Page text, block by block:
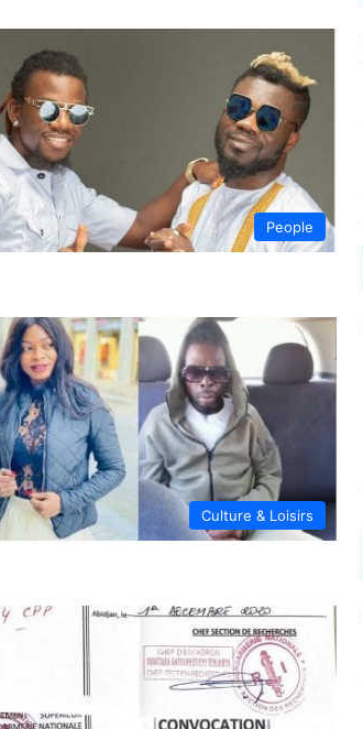
People
Culture & Loisirs